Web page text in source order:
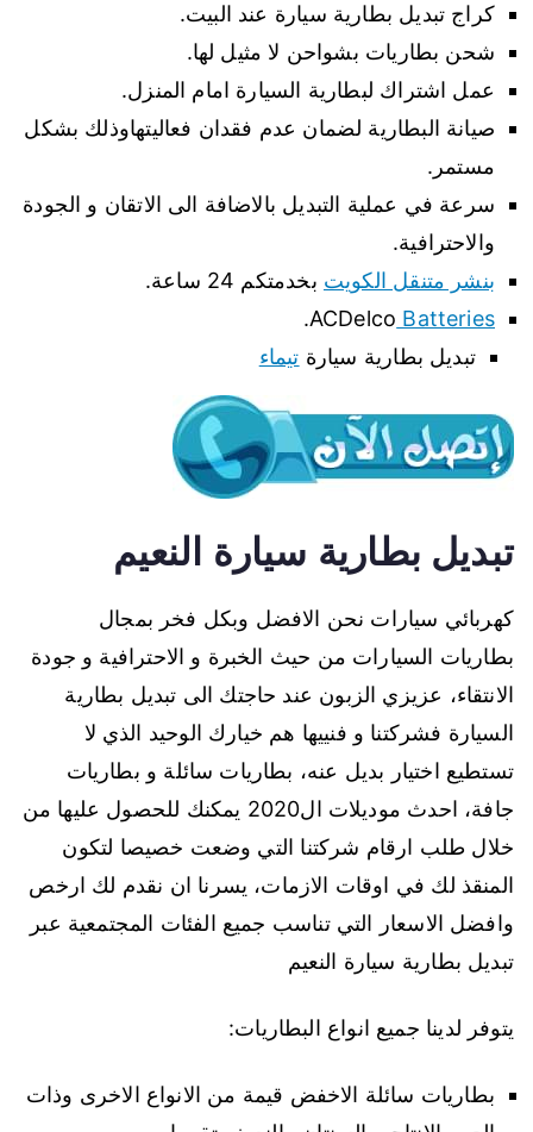
كراج تبديل بطارية سيارة عند البيت.
شحن بطاريات بشواحن لا مثيل لها.
عمل اشتراك لبطارية السيارة امام المنزل.
صيانة البطارية لضمان عدم فقدان فعاليتهاوذلك بشكل
مستمر.
سرعة في عملية التبديل بالاضافة الى الاتقان و الجودة
والاحترافية.
بنشر متنقل الكويت بخدمتكم 24 ساعة.
ACDelco Batteries
.
تبديل بطارية سيارة تيماء
تبديل بطارية سيارة النعيم
كهربائي سيارات نحن الافضل وبكل فخر بمجال
بطاريات السيارات من حيث الخبرة و الاحترافية و جودة
الانتقاء، عزيزي الزبون عند حاجتك الى تبديل بطارية
السيارة فشركتنا و فنييها هم خيارك الوحيد الذي لا
تستطيع اختيار بديل عنه، بطاريات سائلة و بطاريات
جافة، احدث موديلات ال2020 يمكنك للحصول عليها من
خلال طلب ارقام شركتنا التي وضعت خصيصا لتكون
المنقذ لك في اوقات الازمات، يسرنا ان نقدم لك ارخص
وافضل الاسعار التي تناسب جميع الفئات المجتمعية عبر
تبديل بطارية سيارة النعيم
يتوفر لدينا جميع انواع البطاريات:
بطاريات سائلة الاخفض قيمة من الانواع الاخرى وذات